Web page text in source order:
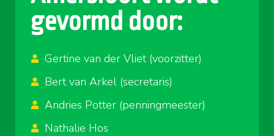
gevormd door:
Gertine van der Vliet (voorzitter)
Bert van Arkel (secretaris)
Andries Potter (penningmeester)
Nathalie Hos